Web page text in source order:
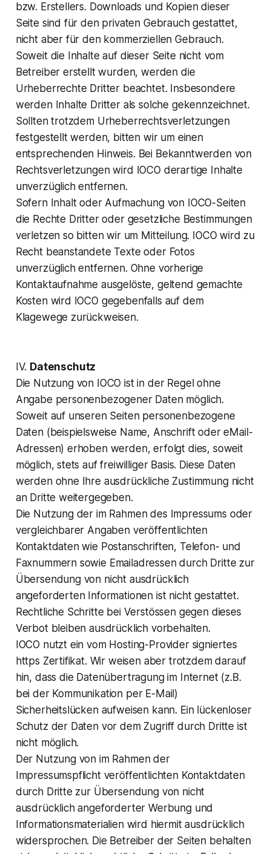
bzw. Erstellers. Downloads und Kopien dieser
Seite sind für den privaten Gebrauch gestattet,
nicht aber für den kommerziellen Gebrauch.
Soweit die Inhalte auf dieser Seite nicht vom
Betreiber erstellt wurden, werden die
Urheberrechte Dritter beachtet. Insbesondere
werden Inhalte Dritter als solche gekennzeichnet.
Sollten trotzdem Urheberrechtsverletzungen
festgestellt werden, bitten wir um einen
entsprechenden Hinweis. Bei Bekanntwerden von
Rechtsverletzungen wird IOCO derartige Inhalte
unverzüglich entfernen.
Sofern Inhalt oder Aufmachung von IOCO-Seiten
die Rechte Dritter oder gesetzliche Bestimmungen
verletzen so bitten wir um Mitteilung. IOCO wird zu
Recht beanstandete Texte oder Fotos
unverzüglich entfernen. Ohne vorherige
Kontaktaufnahme ausgelöste, geltend gemachte
Kosten wird IOCO gegebenfalls auf dem
Klagewege zurückweisen.
IV. Datenschutz
Die Nutzung von IOCO ist in der Regel ohne
Angabe personenbezogener Daten möglich.
Soweit auf unseren Seiten personenbezogene
Daten (beispielsweise Name, Anschrift oder eMail-
Adressen) erhoben werden, erfolgt dies, soweit
möglich, stets auf freiwilliger Basis. Diese Daten
werden ohne Ihre ausdrückliche Zustimmung nicht
an Dritte weitergegeben.
Die Nutzung der im Rahmen des Impressums oder
vergleichbarer Angaben veröffentlichten
Kontaktdaten wie Postanschriften, Telefon- und
Faxnummern sowie Emailadressen durch Dritte zur
Übersendung von nicht ausdrücklich
angeforderten Informationen ist nicht gestattet.
Rechtliche Schritte bei Verstössen gegen dieses
Verbot bleiben ausdrücklich vorbehalten.
IOCO nutzt ein vom Hosting-Provider signiertes
https Zertifikat. Wir weisen aber trotzdem darauf
hin, dass die Datenübertragung im Internet (z.B.
bei der Kommunikation per E-Mail)
Sicherheitslücken aufweisen kann. Ein lückenloser
Schutz der Daten vor dem Zugriff durch Dritte ist
nicht möglich.
Der Nutzung von im Rahmen der
Impressumspflicht veröffentlichten Kontaktdaten
durch Dritte zur Übersendung von nicht
ausdrücklich angeforderter Werbung und
Informationsmaterialien wird hiermit ausdrücklich
widersprochen. Die Betreiber der Seiten behalten